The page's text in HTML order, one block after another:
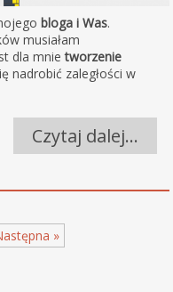
bloga i Was.
musiałam
dla mnietworzenie
nadrobić zaległości w
Czytaj dalej…
»